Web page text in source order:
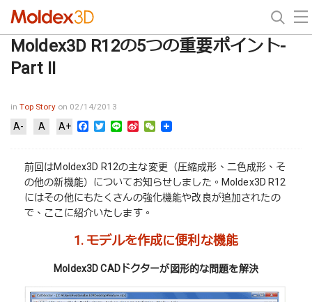
Moldex3D R12の5つの重要ポイント-
Part II
inTop Story on 02/14/2013
A- A A+ Facebook
Twitter
Line Sina WeChat
前回はMoldex3D R12の主な変更（圧縮成形、二色成形、そ
の他の新機能）についてお知らせしました。Moldex3D R12
にはその他にもたくさんの強化機能や改良が追加されたの
で、ここに紹介いたします。
1. モデルを作成に便利な機能
Moldex3D CADドクターが図形的な問題を解決